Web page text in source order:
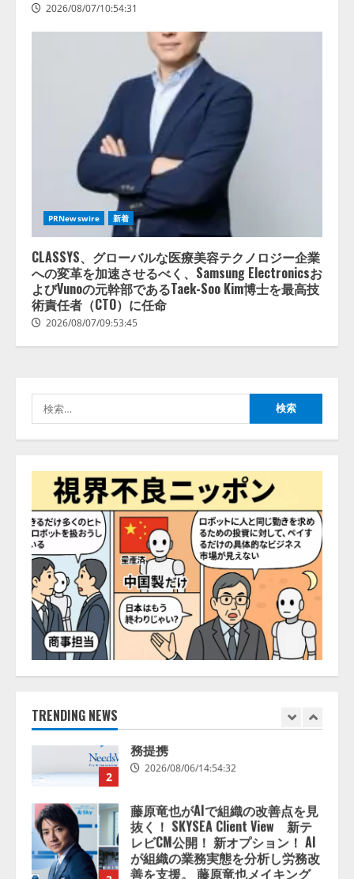
2026/08/07/10:54:31
PRNewswire 新着
CLASSYS、グローバルな医療美容テクノロジー企業
への変革を加速させるべく、Samsung Electronicsお
よびVunoの元幹部であるTaek-Soo Kim博士を最高技
術責任者（CTO）に任命
2026/08/07/09:53:45
索:
TRENDING NEWS
AI駆動開発の推進に向けて
「TinhVan Technologies JSC.」と業
務提携
2026/08/06/14:54:32
3
藤原竜也がAIで組織の改善点を見
抜く！ SKYSEA Client View 新テ
レビCM公開！ 新オプション！ AI
が組織の業務実態を分析し労務改
善を支援。 藤原竜也メイキング
動画公開 「もしAIが自分を分析し
ある」「昨年の夏はカブトムシを
アシストAIテラス、ガバナンス機
供開始
5
務系70事務所×5つのAIで実態調査
を実施
2026/08/06/11:53:44
1
ナレッジワーク、AIエンジニア油
井 誠（@myui）が入社。「セール
スAIエージェントOS」「営業領域
の業界特化LLM」の開発とAI研究
開発をリード
2026/08/07/10:54:31
2
AI駆動開発の推進に向けて
「TinhVan Technologies JSC.」と業
3
藤原竜也がAIで組織の改善点を見
抜く！ SKYSEA Client View 新テ
が組織の業務実態を分析し労務改
善を支援。 藤原竜也メイキング
動画公開 「もしAIが自分を分析し
たら、すぐ休めと言われる自信が
ある」「昨年の夏はカブトムシを
アシストAIテラス、ガバナンス機
能を備えたAIエージェントプラッ